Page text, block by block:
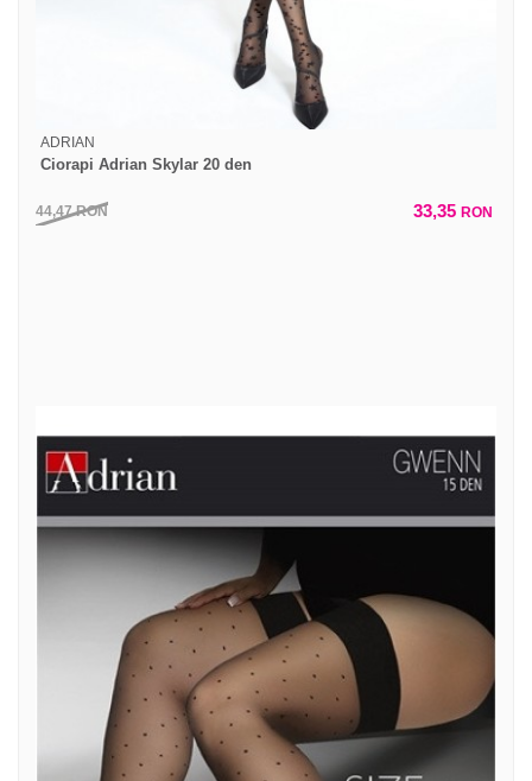
ADRIAN
Ciorapi Adrian Skylar 20 den
44,47RON 33,35 RON